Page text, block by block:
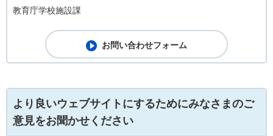
教育庁学校施設課
より良いウェブサイトにするためにみなさまのご
意見をお聞かせください